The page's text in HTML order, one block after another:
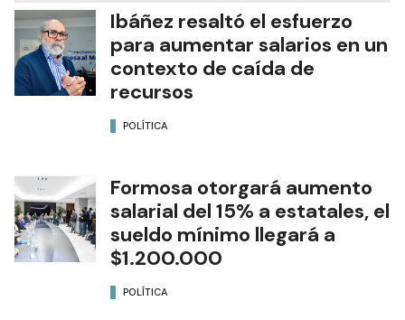
Ibáñez resaltó el esfuerzo
para aumentar salarios en un
contexto de caída de
recursos
POLÍTICA
Formosa otorgará aumento
salarial del 15% a estatales, el
sueldo mínimo llegará a
$1.200.000
POLÍTICA